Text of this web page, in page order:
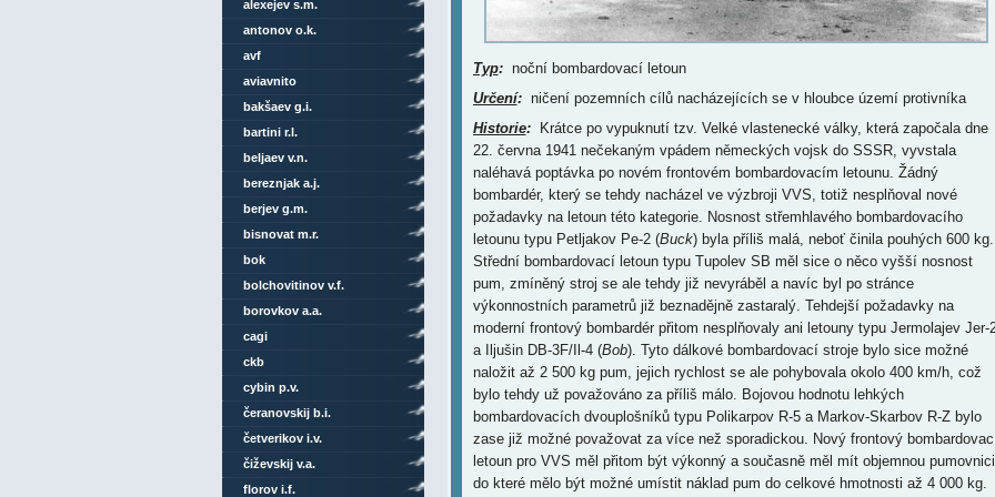
Typ:noční bombardovací letoun
Určení:ničení pozemních cílů nacházejících se v hloubce území protivníka
Historie:Krátce po vypuknutí tzv. Velké vlastenecké války, která započala dne
22. června 1941 nečekaným vpádem německých vojsk do SSSR, vyvstala
naléhavá poptávka po novém frontovém bombardovacím letounu. Žádný
bombardér, který se tehdy nacházel ve výzbroji VVS, totiž nesplňoval nové
požadavky na letoun této kategorie. Nosnost střemhlavého bombardovacího
letounu typu Petljakov Pe-2 (Buck) byla příliš malá, neboť činila pouhých 600 kg.
Střední bombardovací letoun typu Tupolev SB měl sice o něco vyšší nosnost
pum, zmíněný stroj se ale tehdy již nevyráběl a navíc byl po stránce
výkonnostních parametrů již beznadějně zastaralý. Tehdejší požadavky na
moderní frontový bombardér přitom nesplňovaly ani letouny typu Jermolajev Jer-
a Iljušin DB-3F/Il-4 (Bob). Tyto dálkové bombardovací stroje bylo sice možné naložit až 2 500 kg pum, jejich rychlost se ale pohybovala okolo 400 km/h, což bylo tehdy už považováno za příliš málo. Bojovou hodnotu lehkých bombardovacích dvouplošníků typu Polikarpov R-5 a Markov-Skarbov R-Z bylo zase již možné považovat za více než sporadickou. Nový frontový bombardovací letoun pro VVS měl přitom být výkonný a současně měl mít objemnou pumovnici, do které mělo být možné umístit náklad pum do celkové hmotnosti až 4 000 kg. Kromě toho neměl klást velké nároky na pilotní dovednosti, aby jej mohli obsluhovat i průměrní piloti. Jeho konstrukce měla být navíc podřízena nízkým nárokům na výrobu. V konstrukci zmíněného stroje měly přitom najít v maximální míře uplatnění nestrategické suroviny. Díky tomu jej mělo být možné vyrábět a na frontu dodávat ve velkých počtech. V podstatě se mělo jednat o levnou spotřební zbraň mající nízkou životnost. Do prací na projektu takového bombardovacího letounu se přitom na konci roku 1941 pustil N.N. Polikarpov. Protože byl zmíněný stroj určen pro pumové útoky za nočních podmínek, nesl označení NB (nočnoj bombardovščik = noční bombardér). Pro letoun typu NB se ale používalo též tovární označení „T“. Práce na projektu tohoto stroje zpočátku probíhaly za evakuačních podmínek Polikarpovi KB a závodu č.51. Díky absolutní nepřipravenosti Rudé armády na obranu, byl totiž postup německých vojsk, která do SSSR vpadla, jak již bylo řečeno, dne 22. června 1941, natolik rychlý, že již na podzim toho samého roku stanula takřka před branami Moskvy. Na to přitom sovětské vedení zareagovalo přesunem veškerého tamního průmyslu za Ural. Novým působištěm KB N.N. Polikarpova a experimentálního závodu č.51 se konkrétně stal Novosibirsk. První vlak s personálem a zařízením Polikarpovi KB sem přitom dorazil dne 2. listopadu 1941. Celý přesun Polikarpovi konstrukční kanceláře do Novosibirsku se ale zatáhl až do konce ledna roku 1942. Novou výrobní a zkušební bází KB N.N. Polikarpova a závodu č.51 se přitom staly prostory bývalé garáže Obltransu spolu s letištěm Tolmačevo. Přestože byly prostory zmíněné garáže absolutně nevyhovující k stavbě letecké techniky, neboť se v podstatě jednalo o prázdnou budovu, Polikarpovi se zde díky vynikajícím organizačním schopnostem a enormní vytrvalosti podařilo do jara roku 1942 vybudovat funkční prototypovou dílnu a ještě v průběhu prvního čtvrtletí toho samého roku zahájit dolaďování a testování prototypů letounů typu TIS, ITP, I-185 M-71, I-185 M-82 a BDP-2, vyrobit druhý prototyp letounu typu ITP a vyprojektovat a vyrobit prototyp letounu typu NB (T). Na tempo dalších prací nejen na typu NB (T) se přitom negativně promítly nejen nevyhovující prostory Polikarpovi KB a závodu č.51, ale i nedostatek pracovních sil spolu s nevyhovujícím ubytováním pracovníků. Podstatná část zaměstnanců N.N. Polikarpova (cca 80 %) se totiž tehdy tísnila v ubytovně nebo v zemljance. Konstrukční tým N.N. Polikarpova přitom letoun typu NB pojal jako dvoumotorový hornoplošník se štíhlým vřetenovitým trupem s objemnou pumovnicí, přímým křídlem, pohonnými jednotkami uvnitř vřetenovitých křídelních gondol, zdvojenými ocasními plochami a zatahovatelným tříbodovým podvozkem ostruhového typu. V případě pohonné jednotky v úvahu připadaly hned tři hvězdicové (vzduchem chlazené) motory. Konkrétně se jednalo o typy M-71, M-82A a M-90. Zatímco motory typu M-82A měly letounu typu NB dle předběžných výpočtů umožnit létat rychlostí 515 km/h, max. rychlost tohoto stroje s motory typu M-90 byla spočtena na 554 km/h. Při projektování letounu typu NB byl kladen zvláštní důraz na to, aby kabina pilota a navigátora poskytovala co nejlepší výhled. Defenzivní výzbroj tohoto stroje se měla se stávat ze dvou 12,7 mm kulometů typu BS, které měly být vestavěny napevno do přídě trupu, a dvou pohyblivých kulometů toho samého typu. Ty měly sloužit k obraně zadní polosféry před vzdušným napadením. Zatímco jeden z nich měl být instalován ve hřbetní střelecké věži typu TAT, instalace toho druhého se měla nacházet v břišním střelišti. Trupová pumovnice letounu typu NB měla pojmout náklad pum do celkové hmotnosti 2 000 kg, resp. 3 000 kg v přetížené konfiguraci. Přestože měl tento stroj primárně sloužit k nočnímu bombardování, počítalo se s ním též v roli dálkového denního bombardéru. Při denních operacích se ale na jeho palubě měl nacházet další, čtvrtý, člen posádky. Ten měl přitom obsluhovat břišní střeliště. Jinak měla být posádka letounu typu NB tříčlenná. Při návrhu tohoto stroje byla zohledněna skutečnost, že se sovětský průmysl tehdy potýkal s nedostatkem Duralu. Značná část závodů zabývajících se výrobou tohoto konstrukčního materiálu se totiž tehdy nacházela na území okupovaném Němci. Podstatná část draku letounu typu NB proto měla být zhotovena z chrom-molybdenové oceli a dřeva. Ocel se přitom měla na konstrukci tohoto stroje podílet z 51-ti %. Na dřevo mělo připadat 38 %. Dural spolu s dalšími barevnými kovy měly mít v konstrukci draku letounu typu NB jen 5,5 %-ní zastoupení. Kromě toho měly v konstrukci tohoto stroje najít uplatnění umělé hmoty. Přitom se jednalo o vůbec první sovětský letoun, v jehož konstrukci bylo zvažováno široké využití umělých hmot. Úvodní projekt letounu typu NB byl dokončen a představitelům VVS prezentován v lednu roku 1942. Projekt zmíněného stroje se setkal s kladnou odezvou. VVS nicméně vzneslo požadavek na zvýšení standardního a maximálního pumového zatížení na 3 000 kg a 5 000 kg. Následně byl proto úvodní projekt tohoto stroje náležitě přepracován. Přitom vzrostly jeho celkové rozměry, stejně jako vzletová hmotnost. Takto modifikovaný projekt letounu typu NB byl VVS prezentován v polovině února toho samého roku. Přepracovaný projekt zmíněného stroje byl schválen a začleněn do plánu zkušební letecké výroby na rok 1942. Termín předání prototypu letounu typu NB ke státním zkouškám byl přitom stanoven na říjen toho samého roku. Práce na úvodním projektu tohoto stroje se podařilo završit v květnu roku 1942. Krátce předtím, na konci dubna, byla dokončena též kompletace jeho 1:1 makety. Poté se rozeběhla stavba prototypu. Kompletace zmíněného stoje byla ale krátce poté, co se rozeběhla, zastavena. Důvodem toho byla skutečnost, že byla mezitím, v listopadu roku 1941, schválena výroba podobně výkonného dvoumotorového frontového bombardéru typu Samoljot 103 z dílny A.N. Tupoleva. Zmíněný stroj přitom obdržel služební označení Tu-2 a jeho výroba byla svěřena závodu č.166 z Omska. To samozřejmě vedlo ke ztrátě zájmu o Polikarpovův typ NB. Pro tento typ to ale neznamenalo úplný konec. Již v červnu roku 1942 totiž došlo ke změně oficiálního postoje k typu NB. Důvodem toho byla situace na frontě. Fronta se totiž tehdy stále ještě nacházela poměrně daleko od hranic Německa. Cíle, které se nacházely v hloubce území protivníka, byly proto tehdy dosažitelné pouze pro těžké čtyřmotorové bombardovací letouny typu Pe-8 (TB-7) z dílny V.M. Petljakova. A ty mělo VVS k dispozici pouze v nevelkém počtu. Aby toho nebylo málo, tak výroba letounů typu Pe-8 postupovala velmi pomalým tempem. Důvodem toho byla jejich náročná konstrukce a vysoká cena. Polikarpov byl proto tehdy pověřen přepracováním projektu letounu typu NB na dálkový bombardér s pětičlennou posádkou. To ale v podstatě znamenalo kompletní předělání projektu tohoto stroje. Přepracováním projektu letounu typu NB a 1:1 makety tohoto stroje dle nového zadání byl přitom závod č.51 pověřen dne 20. června 1942. Práce na novém úvodním projektu zmíněného letounu se podařilo završit v září toho samého roku. Letoun typu NB měl přitom nyní nový trup s větší délkou. Pilotní kabina tohoto stroje měla větší šířku, aby se do ní vešla vedle sebe pracoviště dvou pilotů. Původně se zde totiž nacházelo pracoviště jen jednoho pilota. Dvojice pevných příďových 12,7 mm kulometů byla nahrazena jedním pohyblivým. Zásoba paliva byla náležitě zvětšena. V případě pohonné jednotky byly nyní zvažovány pouze motory typu M-71 a M-82A z dílny A.D. Švecova. S motorem typu M-90 se v této vývojové etapě již nepočítalo. Motory typu M-71 a M-82A byly navíc snadno zaměnitelné. K jejich vzájemné záměně totiž nebylo nutné vnášet zásadní změny do konstrukce draku. Přitom postačovalo pouze provést záměnu lože a kapoty. Kromě toho byla konstrukce draku letounu typu NB zesílena, aby tento stroj byl schopen přežít nouzové přistání v terénu. Součástí vybavení tohoto stroje se navíc stal autopilot a ohřívač pokrmů. S motory typu M-82A měl letoun typu NB v této projektové podobě dle předběžných výpočtů mít rychlost 525 km/h ve výšce 6 250 m, resp. 472 km/h v přízemní výšce, dostup 8 000 m a dolet s 2 000 kg pum 4 000 km. Max. nosnost pum tohoto stroje měla činit 4 000 kg. Náležitě přepracovaná 1:1 letounu typu NB byla komisí přezkoumána dne 16. srpna 1942 a spolu s úvodním projektem schválena dne 8. září toho samého roku. V listopadu roku 1942 byl navíc Polikarpov pověřen posouzením možnosti použití 1 500 hp dieselových motorů typu M-30B z dílny A.D. Čaromského na letounu typu NB. Práce na úvodním projektu modifikace zmíněného stroje s instalací těchto pohonných jednotek se Polikarpovi podařilo završit na počátku roku 1943. Dle předběžných výpočtů měla rychlost zvažované modifikace letounu typu NB s motory typu M-30B ve výšce 6 000 m činit 475 km/h. Dostup tohoto modelu měl být 7 600 m. Výstup na výšku 5 000 m měla být modifikace letounu typu NB s motory typu M-30B schopna zvládnout za 21,7 min. Dolet tohoto modelu při letu rychlostí odpovídající 0,8-násobku rychlosti maximální měl činit 4 900 km. Vytrvalost modifikace letounu typu NB s motory typu M-30B se měla pohybovat na hranici 12,6 h. Zatímco náklad pum o hmotnosti 4 000 kg měl být tento model schopen dopravit na vzdálenost 1 000 km, dolet modifikace letounu typu NB s motory typu M-30B s nákladem pum o hmotnosti 1 000 kg měl být 4 000 km. Motory typu M-30B měly tedy být tomuto stroji schopny zajistit znatelně větší dolet než motory typu M-71 a M-82A. Protože byl ale
alexejev s.m.
antonov o.k.
avf
aviavnito
bakšaev g.i.
bartini r.l.
beljaev v.n.
bereznjak a.j.
berjev g.m.
bisnovat m.r.
bok
bolchovitinov v.f.
borovkov a.a.
cagi
ckb
cybin p.v.
čeranovskij b.i.
četverikov i.v.
čiževskij v.a.
florov i.f.